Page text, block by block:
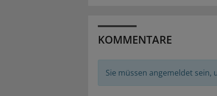
KOMMENTARE
Sie müssen angemeldet